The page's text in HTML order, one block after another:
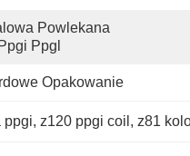
Powlekana
Ppgl
Opakowanie
ppgi, z120 ppgi coil , z81